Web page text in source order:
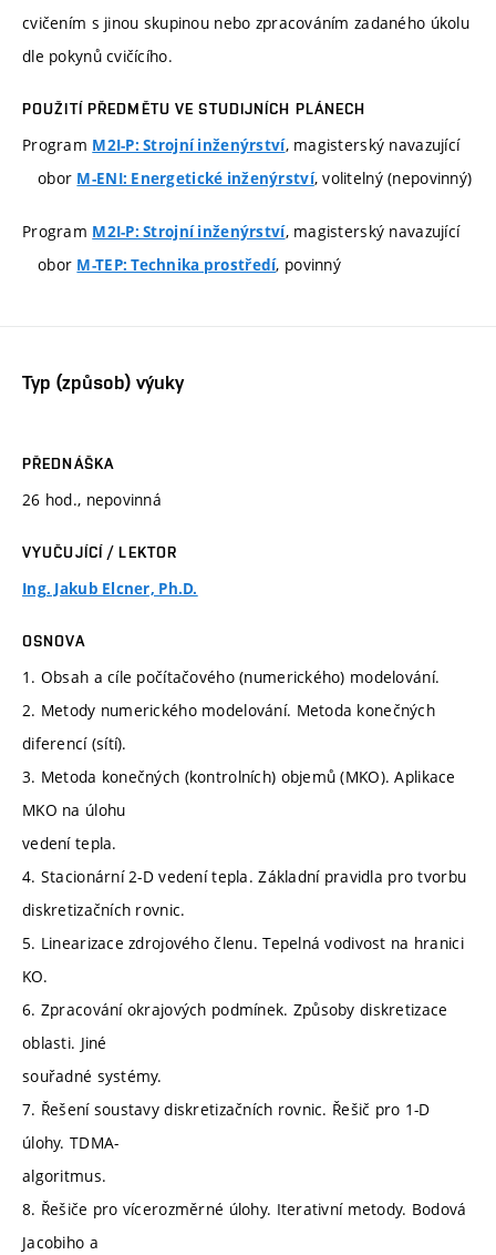
cvičením s jinou skupinou nebo zpracováním zadaného úkolu
dle pokynů cvičícího.
POUŽITÍ PŘEDMĚTU VE STUDIJNÍCH PLÁNECH
Program M2I-P: Strojní inženýrství, magisterský navazující
obor M-ENI: Energetické inženýrství, volitelný (nepovinný)
Program M2I-P: Strojní inženýrství, magisterský navazující
obor M-TEP: Technika prostředí, povinný
Typ (způsob) výuky
PŘEDNÁŠKA
26 hod., nepovinná
VYUČUJÍCÍ / LEKTOR
Ing. Jakub Elcner, Ph.D.
OSNOVA
1. Obsah a cíle počítačového (numerického) modelování.
2. Metody numerického modelování. Metoda konečných
diferencí (sítí).
3. Metoda konečných (kontrolních) objemů (MKO). Aplikace
MKO na úlohu
vedení tepla.
4. Stacionární 2-D vedení tepla. Základní pravidla pro tvorbu
diskretizačních rovnic.
5. Linearizace zdrojového členu. Tepelná vodivost na hranici
KO.
6. Zpracování okrajových podmínek. Způsoby diskretizace
oblasti. Jiné
souřadné systémy.
7. Řešení soustavy diskretizačních rovnic. Řešič pro 1-D
úlohy. TDMA-
algoritmus.
8. Řešiče pro vícerozměrné úlohy. Iterativní metody. Bodová
Jacobiho a